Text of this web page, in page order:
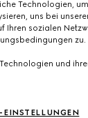
Technologien,
uns bei
Ihren sozialen
zu.
und